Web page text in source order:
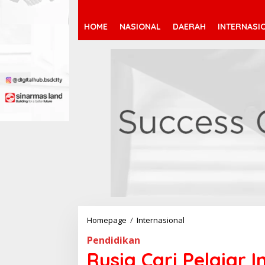
HOME NASIONAL DAERAH
Homepage / Internasional
i
a
Pendidikan
Rusia Cari Pelajar